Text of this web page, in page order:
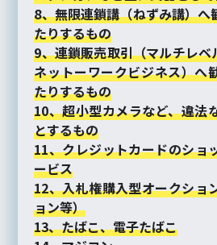
8、無限連鎖講（ねずみ講）へ
たりするもの
9、連鎖販売取引（マルチレベ
ネットーワークビジネス）へ
たりするもの
10、超小型カメラなど、違法
とするもの
11、クレジットカードのショ
ービス
12、入札権購入型オークショ
ョン等）
13、たばこ、電子たばこ